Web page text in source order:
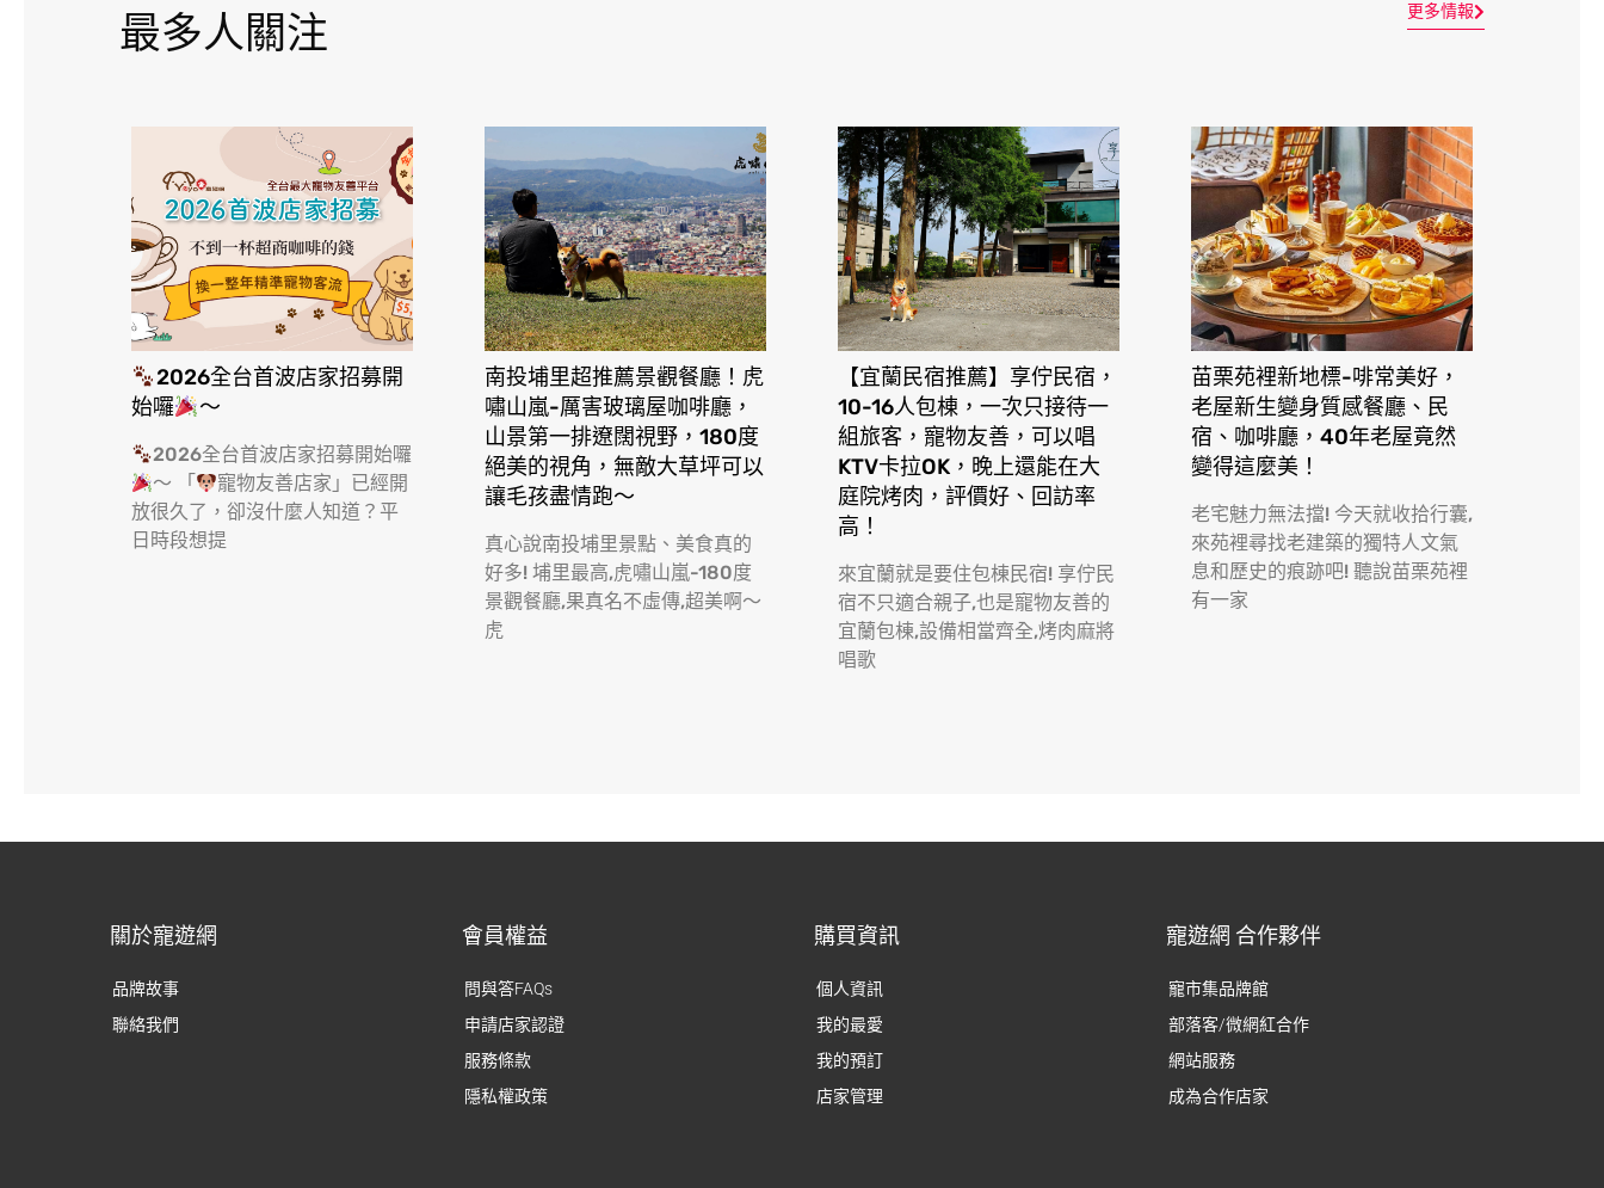
最多人關注 更多情報
2026全台首波店家招募開
始囉
～
2026全台首波店家招募開始囉
～ 「
寵物友善店家」已經開
放很久了，卻沒什麼人知道？平
日時段想提
南投埔里超推薦景觀餐廳！虎
嘯山嵐-厲害玻璃屋咖啡廳，
山景第一排遼闊視野，180度
絕美的視角，無敵大草坪可以
讓毛孩盡情跑〜
真心說南投埔里景點、美食真的
好多! 埔里最高,虎嘯山嵐-180度
景觀餐廳,果真名不虛傳,超美啊〜
虎
【宜蘭民宿推薦】享佇民宿，
10-16人包棟，一次只接待一
組旅客，寵物友善，可以唱
KTV卡拉OK，晚上還能在大
庭院烤肉，評價好、回訪率
高！
來宜蘭就是要住包棟民宿! 享佇民
宿不只適合親子,也是寵物友善的
宜蘭包棟,設備相當齊全,烤肉麻將
唱歌
苗栗苑裡新地標-啡常美好，
老屋新生變身質感餐廳、民
宿、咖啡廳，40年老屋竟然
變得這麼美！
老宅魅力無法擋! 今天就收拾行囊,
來苑裡尋找老建築的獨特人文氣
息和歷史的痕跡吧! 聽說苗栗苑裡
有一家
關於寵遊網
品牌故事
聯絡我們
會員權益
問與答FAQs
申請店家認證
服務條款
隱私權政策
購買資訊
個人資訊
我的最愛
我的預訂
店家管理
寵遊網 合作夥伴
寵市集品牌館
部落客/微網紅合作
網站服務
成為合作店家